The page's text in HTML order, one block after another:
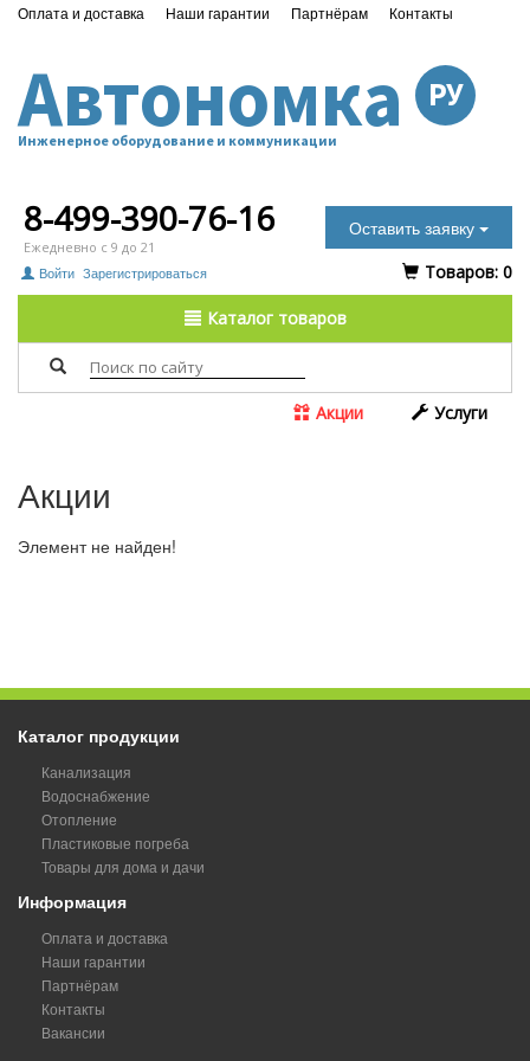
Оплата и доставка Наши гарантии Партнёрам Контакты
Автономка РУ
Инженерное оборудование и коммуникации
8-499-390-76-16
Ежедневно с 9 до 21
Оставить заявку
Войти Зарегистрироваться
Каталог товаров
Акции Услуги
Tоваров: 0
Акции
Элемент не найден!
Каталог продукции
Канализация
Водоснабжение
Отопление
Пластиковые погреба
Товары для дома и дачи
Информация
Оплата и доставка
Наши гарантии
Партнёрам
Контакты
Вакансии